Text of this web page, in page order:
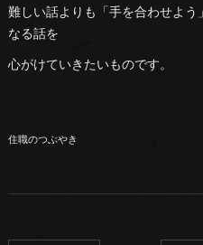
難しい話よりも「手を合わせよ
なる話を
心がけていきたいものです。
住職のつぶやき